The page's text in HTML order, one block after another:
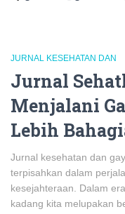
JURNAL KESEHATAN DAN
Jurnal
Menjalani
Lebih
Jurnal kesehatan dan
terpisahkan dalam
kesejahteraan. Dalam
kadang kita melupakan